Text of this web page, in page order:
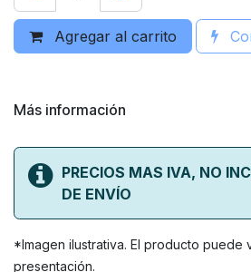
Agregar al carrito
Más información
PRECIOS MAS IVA, NO
DE ENVÍO
*Imagen ilustrativa. El producto puede
presentación.